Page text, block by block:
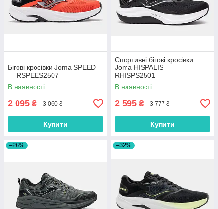
Бігові кросівки Joma SPEED
— RSPEES2507
В наявності
2 095 ₴ 3 060 ₴
Купити
Спортивні бігові кросівки
Joma HISPALIS —
RHISPS2501
В наявності
2 595 ₴ 3 777 ₴
Купити
–26% –32%